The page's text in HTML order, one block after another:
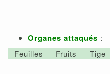
Organes attaqués :
Feuilles
Fruits Tige